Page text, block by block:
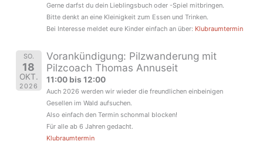
Gerne darfst du dein Lieblingsbuch oder -Spiel mitbringen.
Bitte denkt an eine Kleinigkeit zum Essen und Trinken.
Bei Interesse meldet eure Kinder einfach an über: Klubraumtermin
SO.
18
OKT.
2026
Vorankündigung: Pilzwanderung mit
Pilzcoach Thomas Annuseit
11:00 bis 12:00
Auch 2026 werden wir wieder die freundlichen einbeinigen
Gesellen im Wald aufsuchen.
Also einfach den Termin schonmal blocken!
Für alle ab 6 Jahren gedacht.
Klubraumtermin